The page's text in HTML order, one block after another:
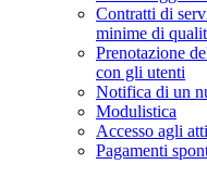
Contratti di
minime di
Prenotazione
con gli utenti
Notifica di un
Modulistica
Accesso agli
Pagamenti